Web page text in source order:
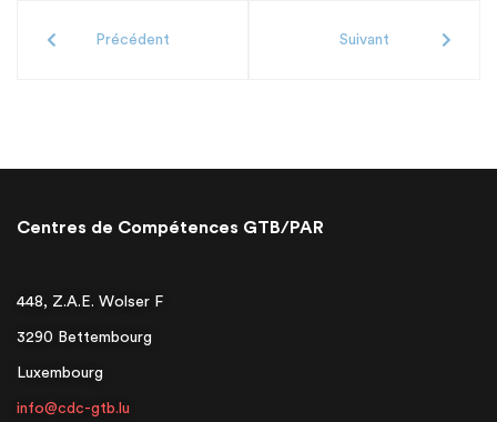
Précédent Suivant
Centres de Compétences GTB/PAR
448, Z.A.E. Wolser F
3290 Bettembourg
Luxembourg
info@cdc-gtb.lu